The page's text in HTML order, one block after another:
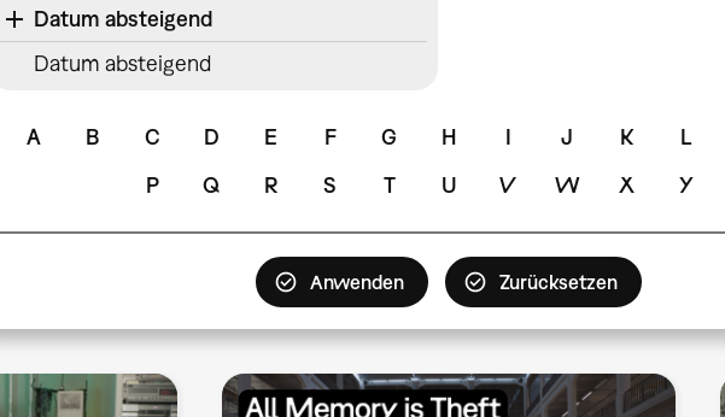
Datum absteigend
Datum absteigend
A B C D E F G H I J K L
P
Q R S T U V W X Y